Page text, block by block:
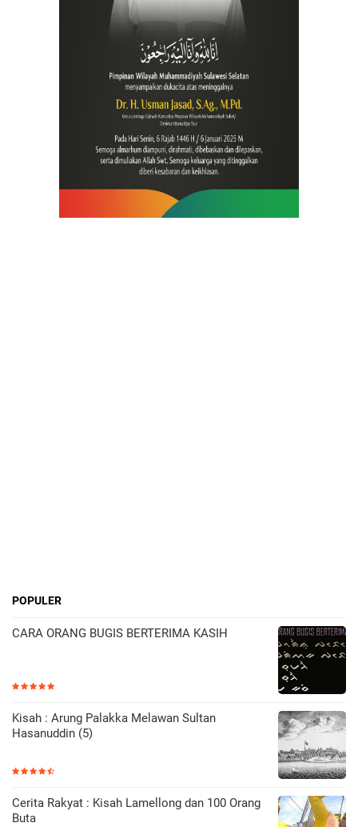
POPULER
CARA ORANG BUGIS BERTERIMA KASIH
Kisah : Arung Palakka Melawan Sultan
Hasanuddin (5)
Cerita Rakyat : Kisah Lamellong dan 100 Orang
Buta